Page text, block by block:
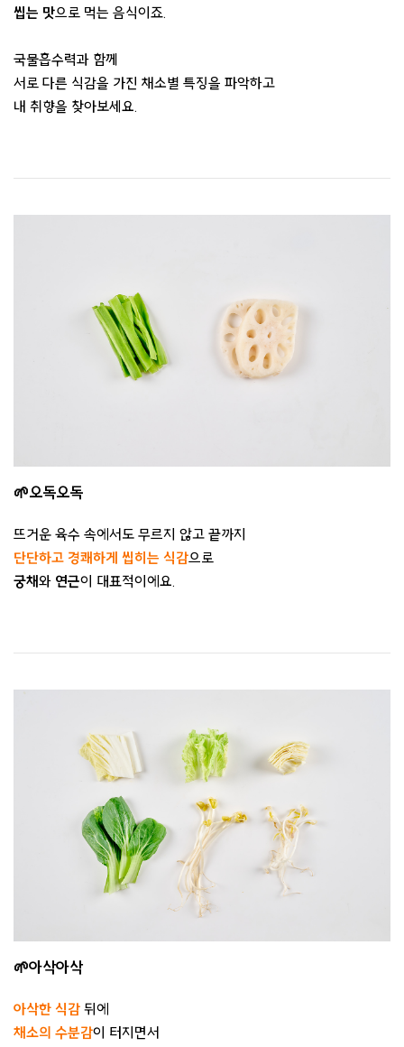
씹는 맛으로 먹는 음식이죠.
국물흡수력과 함께
서로 다른 식감을 가진 채소별 특징을 파악하고
내 취향을 찾아보세요.
🌱오독오독
뜨거운 육수 속에서도 무르지 않고 끝까지
단단하고 경쾌하게 씹히는 식감으로
궁채와 연근이 대표적이에요.
🌱아삭아삭
아삭한 식감 뒤에
채소의 수분감이 터지면서